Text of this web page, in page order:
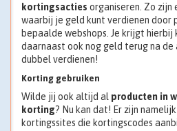
kortingsacties organiseren. Zo zijn
waarbij je geld kunt verdienen door
bepaalde webshops. Je krijgt
daarnaast ook nog geld terug na de
dubbel verdienen!
Korting gebruiken
Wilde jij ook altijd al producten in
korting? Nu kan dat! Er zijn
kortingssites die kortingscodes